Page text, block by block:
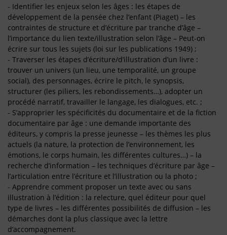
- Identifier les enjeux selon les âges : les étapes de
développement de la pensée chez l’enfant (Piaget) – les
contraintes de structure et d’écriture par tranche d’âge –
l’importance du lien texte/illustration selon l’âge – Peut-on
écrire sur tous les sujets (loi sur les publications 1949) ;
- Traverser les étapes d’écriture/d’illustration d’un livre :
trouver un univers (un lieu, une temporalité, un groupe
social), des personnages, écrire le pitch, le synopsis,
structurer (les piliers, les rebondissements…), adopter un
procédé narratif, travailler le langage, les dialogues, etc. ;
- S’approprier les spécificités du documentaire et de la fiction
documentaire par âge : une demande importante des
éditeurs, y compris la presse jeunesse – les thèmes les plus
actuels (la nature, la protection de l’environnement, les
émotions, le corps humain, les différentes cultures…) – la
recherche d’information – les techniques d’écriture par âge –
l’articulation entre l’écriture et l’illustration ou la photo ;
- Apprendre comment proposer un texte avec ou sans
illustration à l’édition : la relecture, quel éditeur pour quel
type de livres – les différentes possibilités de diffusion – les
démarches dont la plus classique avec la lettre
d’accompagnement.